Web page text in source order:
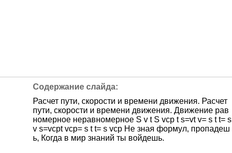
Расчет пути, скорости и времени движения. Расчет
пути, скорости и времени движения. Движение рав
номерное неравномерное S v t S vср t s=vt v= s t t= s
v s=vсрt vср= s t t= s vср Не зная формул, пропадеш
ь, Когда в мир знаний ты войдешь.